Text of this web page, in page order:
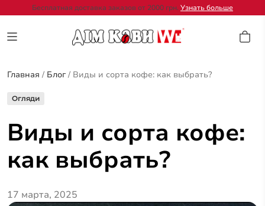
Бесплатная доставка заказов от 2000 грн. Узнать больше
Главная / Блог / Виды и сорта кофе: как выбрать?
Огляди
Виды и сорта кофе:
как выбрать?
17 марта, 2025